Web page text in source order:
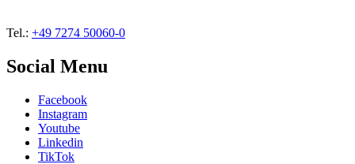
Tel.: +49 7274 50060-0
Social Menu
Facebook
Instagram
Youtube
Linkedin
TikTok